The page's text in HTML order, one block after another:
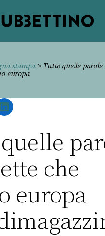
editore
stampa> Tutte quelle parole
europa
LinkedIn
che
europa